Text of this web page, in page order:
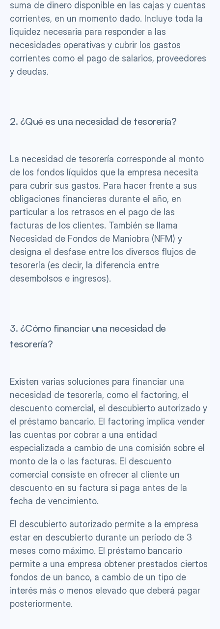
suma de dinero disponible en las cajas y cuentas
corrientes, en un momento dado. Incluye toda la
liquidez necesaria para responder a las
necesidades operativas y cubrir los gastos
corrientes como el pago de salarios, proveedores
y deudas.
2. ¿Qué es una necesidad de tesorería?
La necesidad de tesorería corresponde al monto
de los fondos líquidos que la empresa necesita
para cubrir sus gastos. Para hacer frente a sus
obligaciones financieras durante el año, en
particular a los retrasos en el pago de las
facturas de los clientes. También se llama
Necesidad de Fondos de Maniobra (NFM) y
designa el desfase entre los diversos flujos de
tesorería (es decir, la diferencia entre
desembolsos e ingresos).
3. ¿Cómo financiar una necesidad de
tesorería?
Existen varias soluciones para financiar una
necesidad de tesorería, como el factoring, el
descuento comercial, el descubierto autorizado y
el préstamo bancario. El factoring implica vender
las cuentas por cobrar a una entidad
especializada a cambio de una comisión sobre el
monto de la o las facturas. El descuento
comercial consiste en ofrecer al cliente un
descuento en su factura si paga antes de la
fecha de vencimiento.
El descubierto autorizado permite a la empresa
estar en descubierto durante un período de 3
meses como máximo. El préstamo bancario
permite a una empresa obtener prestados ciertos
fondos de un banco, a cambio de un tipo de
interés más o menos elevado que deberá pagar
posteriormente.